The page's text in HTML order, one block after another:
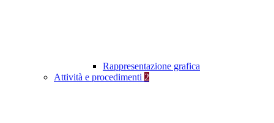
Rappresentazione grafica
Attività e procedimenti 2